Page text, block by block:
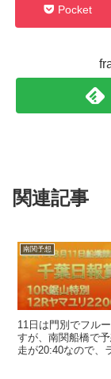
Pocket
関連記事
南関予想
11日は門別でフル
すが、南関船橋で
走が20:40なので、